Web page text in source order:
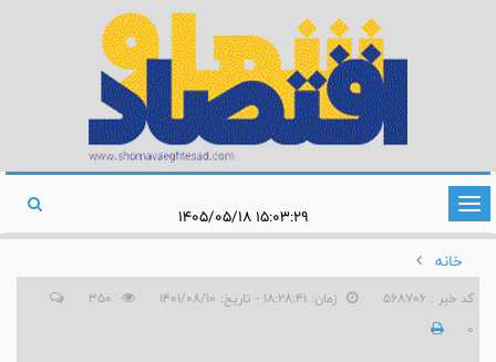
تغییر
وضعیت
ناوبری
خانه
کد خبر : 568706 زمان: ۱۸:۲۸:۴۱ - تاریخ: ۱۴۰۱/۰۸/۱۰
0